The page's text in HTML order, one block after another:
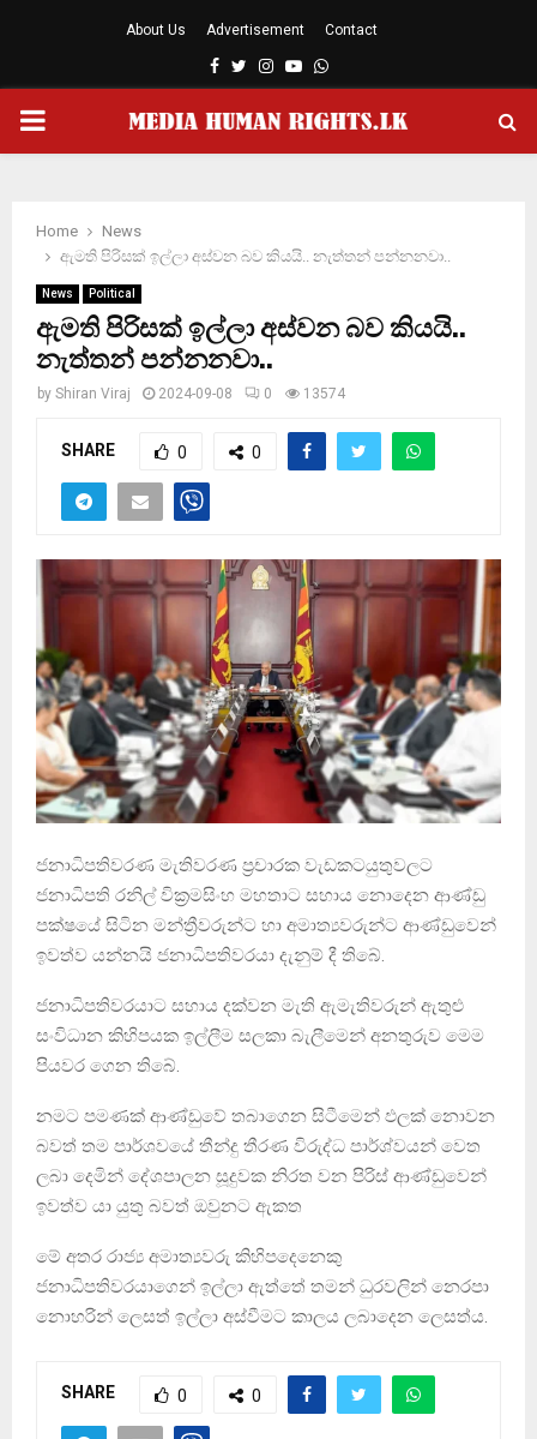
About Us Advertisement Contact
Facebook
TwitterInstagram
YoutubeWhatsapp
PRIMARY
Home
News
ඇමති පිරිසක් ඉල්ලා අස්වන බව කියයි.. නැත්තන් පන්නනවා..
News Political
ඇමති පිරිසක් ඉල්ලා අස්වන බව කියයි..
නැත්තන් පන්නනවා..
by Shiran Viraj 2024-09-08 0 13574
SHARE 0 0
ජනාධිපතිවරණ මැතිවරණ ප්‍රචාරක වැඩකටයුතුවලට
ජනාධිපති රනිල් වික්‍රමසිංහ මහතාට සහාය නොදෙන ආණ්ඩු
පක්ෂයේ සිටින මන්ත්‍රීවරුන්ට හා අමාත්‍යවරුන්ට ආණ්ඩුවෙන්
ඉවත්ව යන්නයි ජනාධිපතිවරයා දැනුම් දී තිබේ.
ජනාධිපතිවරයාට සහාය දක්වන මැති ඇමැතිවරුන් ඇතුළු
සංවිධාන කිහිපයක ඉල්ලීම සලකා බැලීමෙන් අනතුරුව මෙම
පියවර ගෙන තිබේ.
නමට පමණක් ආණ්ඩුවේ තබාගෙන සිටීමෙන් ඵලක් නොවන
බවත් තම පාර්ශවයේ තීන්දු තීරණ විරුද්ධ පාර්ශ්වයන් වෙත
ලබා දෙමින් දේශපාලන සූදුවක නිරත වන පිරිස් ආණ්ඩුවෙන්
ඉවත්ව යා යුතු බවත් ඔවුනට ඇකත
මේ අතර රාජ්‍ය අමාත්‍යවරු කිහිපදෙනෙකු
ජනාධිපතිවරයාගෙන් ඉල්ලා ඇත්තේ තමන් ධුරවලින් නෙරපා
නොහරින් ලෙසත් ඉල්ලා අස්වීමට කාලය ලබාදෙන ලෙසත්ය.
SHARE 0 0